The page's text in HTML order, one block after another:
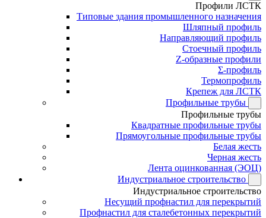
Профили ЛСТК
Типовые здания промышленного назначения
Шляпный профиль
Направляющий профиль
Стоечный профиль
Z-образные профили
Σ-профиль
Термопрофиль
Крепеж для ЛСТК
Профильные трубы
Профильные трубы
Квадратные профильные трубы
Прямоугольные профильные трубы
Белая жесть
Черная жесть
Лента оцинкованная (ЭОЦ)
Индустриальное строительство
Индустриальное строительство
Несущий профнастил для перекрытий
Профнастил для сталебетонных перекрытий